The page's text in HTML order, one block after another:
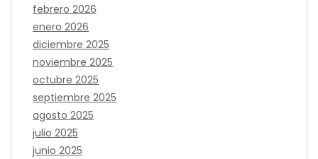
febrero 2026
enero 2026
diciembre 2025
noviembre 2025
octubre 2025
septiembre 2025
agosto 2025
julio 2025
junio 2025